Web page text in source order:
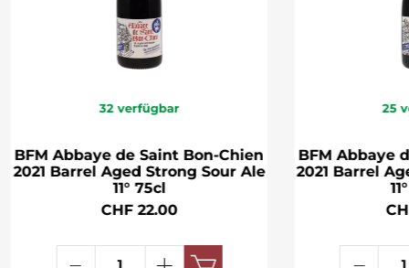
32 verfügbar
BFM Abbaye de Saint Bon-Chien
2021 Barrel Aged Strong Sour Ale
11° 75cl
CHF 22.00
25
BFM Abbaye
2021 Barrel